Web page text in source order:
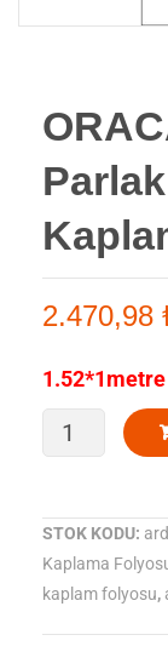
2.470,98
1.52*1metre
ORACAL
724
Parlak
STOK KODU:
Kaplama
kaplam folyosu,